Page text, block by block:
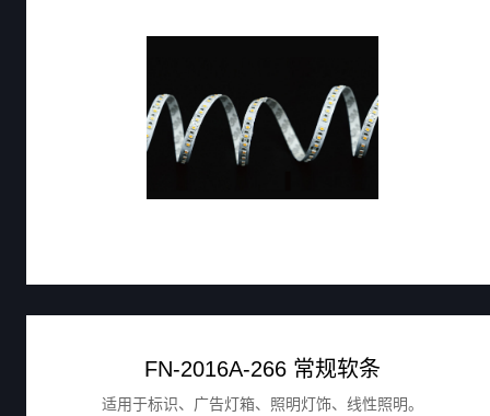
FN-2016A-266 常规软条
适用于标识、广告灯箱、照明灯饰、线性照明。